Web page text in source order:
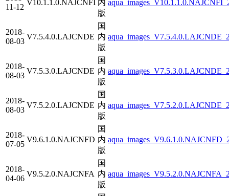
11-12
V10.1.1.0.NAJCNFI 内
版
2018-
08-03
V7.5.4.0.LAJCNDE
国
内
版
2018-
08-03
V7.5.3.0.LAJCNDE
国
内
版
2018-
08-03
V7.5.2.0.LAJCNDE
国
内
版
2018-
07-05
V9.6.1.0.NAJCNFD
国
内
版
2018-
04-06
V9.5.2.0.NAJCNFA
国
内
版